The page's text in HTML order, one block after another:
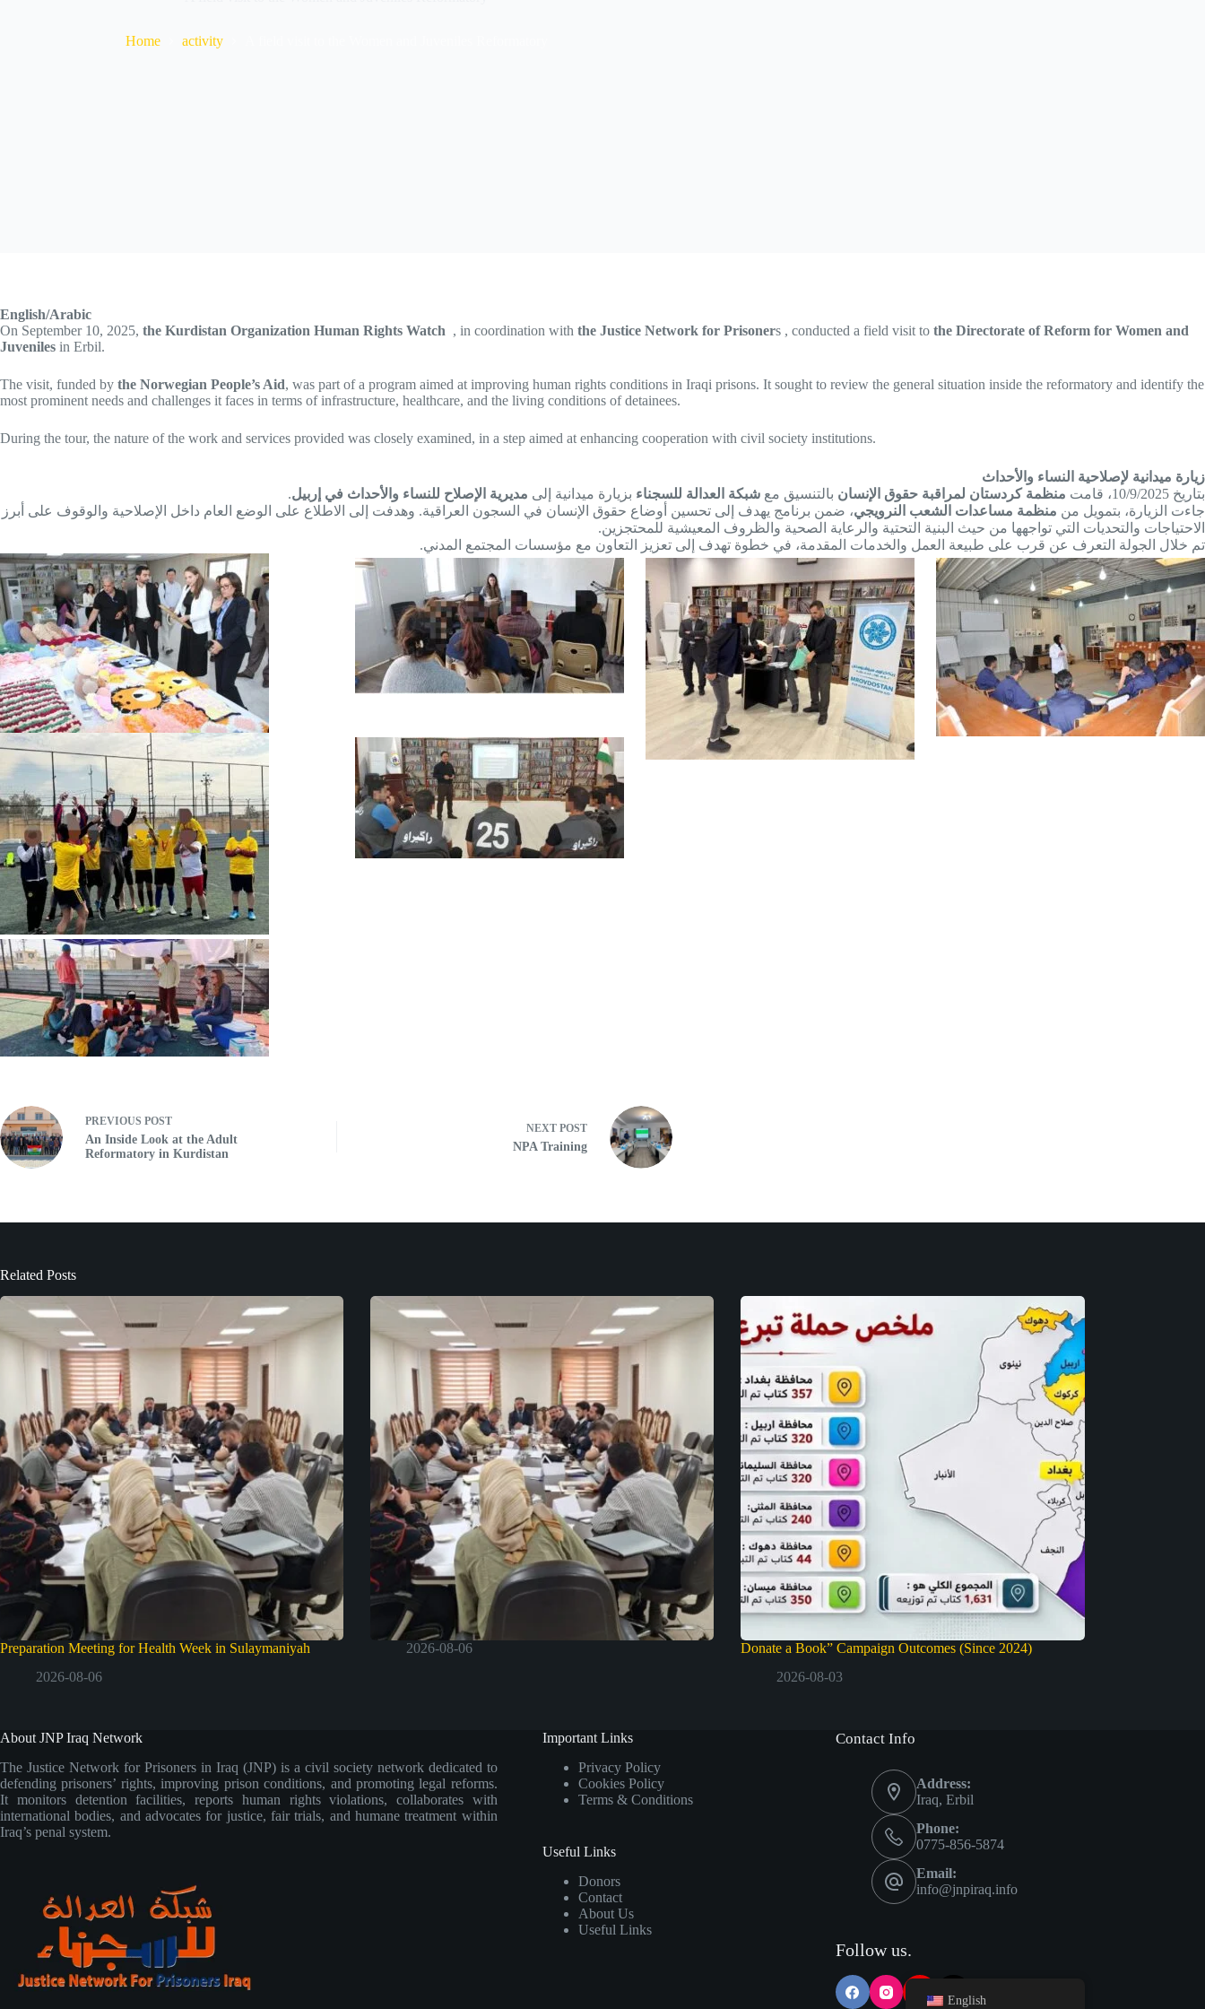
Home activity
English/Arabic
On September 10, 2025, the Kurdistan Organization Human Rights Watch , in coordination with the Justice Network for Prisoners , conducted a field visit to the Directorate of Reform for Women and
Juveniles in Erbil.
The visit, funded by the Norwegian People’s Aid, was part of a program aimed at improving human rights conditions in Iraqi prisons. It sought to review the general situation inside the reformatory and identify the
most prominent needs and challenges it faces in terms of infrastructure, healthcare, and the living conditions of detainees.
During the tour, the nature of the work and services provided was closely examined, in a step aimed at enhancing cooperation with civil society institutions.
زيارة ميدانية لإصلاحية النساء والأحداث
بتاريخ 10/9/2025، قامت
منظمة كردستان لمراقبة حقوق الإنسان بالتنسيق مع شبكة العدالة للسجناء بزيارة ميدانية إلى مديرية الإصلاح للنساء والأحداث في إربيل.
جاءت الزيارة، بتمويل من منظمة مساعدات الشعب النرويجي، ضمن برنامج يهدف إلى تحسين أوضاع حقوق الإنسان في السجون العراقية. وهدفت إلى الاطلاع على الوضع العام داخل الإصلاحية والوقوف على أبرز
الاحتياجات والتحديات التي تواجهها من حيث البنية التحتية والرعاية الصحية والظروف المعيشية للمحتجزين.
تم خلال الجولة التعرف عن قرب على طبيعة العمل والخدمات المقدمة، في خطوة تهدف إلى تعزيز التعاون مع مؤسسات المجتمع المدني.
PREVIOUS POST
An Inside Look at the Adult
Reformatory in Kurdistan
NEXT POST
NPA Training
Related Posts
Preparation Meeting for Health Week in Sulaymaniyah
2026-08-06
2026-08-06
Donate a Book” Campaign Outcomes (Since 2024)
2026-08-03
About JNP Iraq Network
The Justice Network for Prisoners in Iraq (JNP) is a civil society network dedicated to
defending prisoners’ rights, improving prison conditions, and promoting legal reforms.
It monitors detention facilities, reports human rights violations, collaborates with
international bodies, and advocates for justice, fair trials, and humane treatment within
Iraq’s penal system.
Important Links
Privacy Policy
Cookies Policy
Terms & Conditions
Useful Links
Donors
Contact
About Us
Useful Links
Contact Info
Address:
Iraq, Erbil
Phone:
0775-856-5874
Email:
info@jnpiraq.info
Follow us.
English